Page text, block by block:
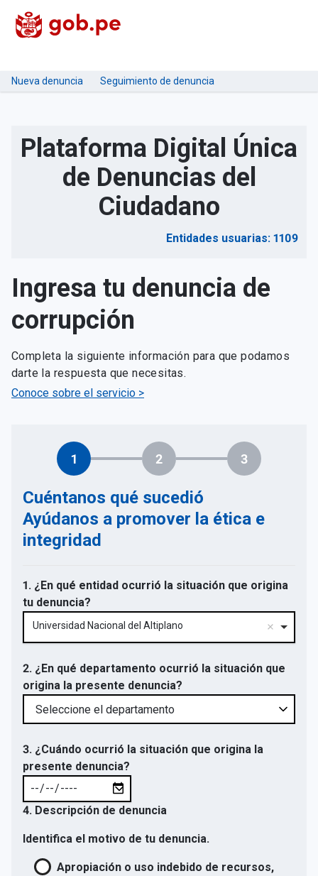
Nueva denuncia Seguimiento de denuncia
Plataforma Digital Única
de Denuncias del
Ciudadano
Entidades usuarias: 1109
Ingresa tu denuncia de
corrupción
Completa la siguiente información para que podamos
darte la respuesta que necesitas.
Conoce sobre el servicio >
1 2 3
Cuéntanos qué sucedió
Ayúdanos a promover la ética e
integridad
1. ¿En qué entidad ocurrió la situación que origina
tu denuncia?
Universidad Nacional del Altiplano
2. ¿En qué departamento ocurrió la situación que
origina la presente denuncia?
3. ¿Cuándo ocurrió la situación que origina la
presente denuncia?
4. Descripción de denuncia
Identifica el motivo de tu denuncia.
Apropiación o uso indebido de recursos,